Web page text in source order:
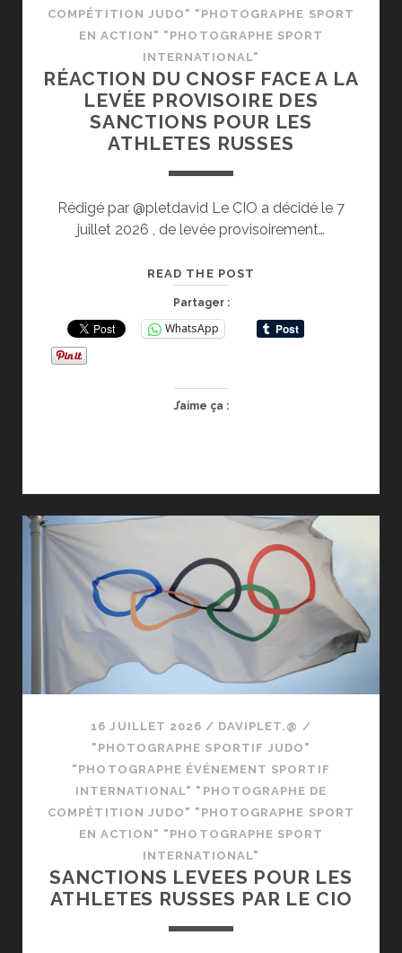
COMPÉTITION JUDO" "PHOTOGRAPHE SPORT
EN ACTION" "PHOTOGRAPHE SPORT
INTERNATIONAL"
RÉACTION DU CNOSF FACE A LA
LEVÉE PROVISOIRE DES
SANCTIONS POUR LES
ATHLETES RUSSES
Rédigé par @pletdavid Le CIO a décidé le 7
juillet 2026 , de levée provisoirement…
READ THE POST
FACE
ATHLETES
RUSSES
Partager :
WhatsApp
J’aime ça :
16 JUILLET 2026 / DAVIPLET.@ /
"PHOTOGRAPHE SPORTIF JUDO"
"PHOTOGRAPHE ÉVÉNEMENT SPORTIF
INTERNATIONAL" "PHOTOGRAPHE DE
COMPÉTITION JUDO" "PHOTOGRAPHE SPORT
EN ACTION" "PHOTOGRAPHE SPORT
INTERNATIONAL"
SANCTIONS LEVEES POUR LES
ATHLETES RUSSES PAR LE CIO